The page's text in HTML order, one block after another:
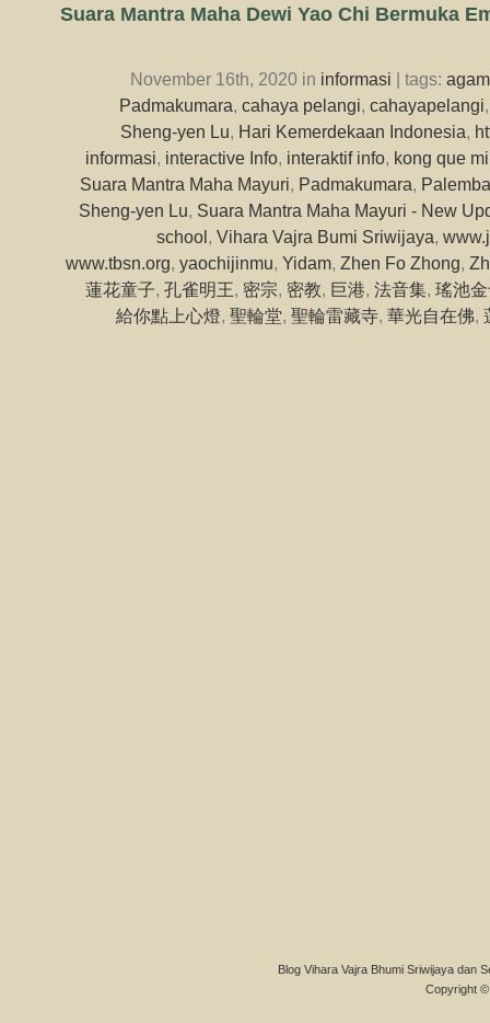
Suara Mantra Maha Dewi Yao Chi Bermuka
November 16th, 2020 in informasi | tags:
Padmakumara, cahaya pelangi, cahayapelangi
Sheng-yen Lu, Hari Kemerdekaan Indonesia,
informasi, interactive Info, interaktif info, kong que
Suara Mantra Maha Mayuri, Padmakumara,
Sheng-yen Lu, Suara Mantra Maha Mayuri - New
school, Vihara Vajra Bumi Sriwijaya,
www.tbsn.org, yaochijinmu, Yidam, Zhen Fo Zhong,
蓮花童子, 孔雀明王, 密宗, 密教, 巨港, 法音集, 瑤池
給你點上心燈, 聖輪堂, 聖輪雷藏寺, 華光自在佛,
Blog Vihara Vajra Bhumi Sriwijaya dan
Copyright ©